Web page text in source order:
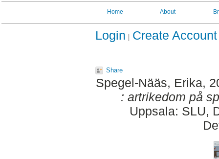
Home About
Login Create Account
Share
Spegel-Nääs, Erika,
: artrikedom på
Uppsala: SLU,